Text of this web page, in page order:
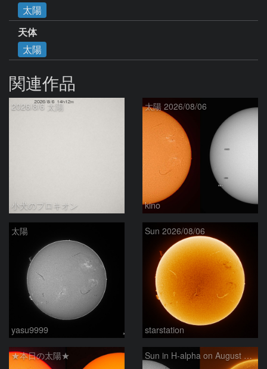
太陽
天体
太陽
関連作品
2026/8/6 太陽
小犬のプロキオン
太陽 2026/08/06
kino
太陽
yasu9999
Sun 2026/08/06
starstation
★本日の太陽★ Sun in H-alpha on August 6, 2026